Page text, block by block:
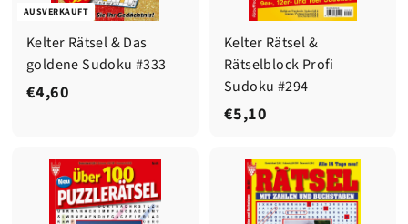
AUSVERKAUFT
Kelter Rätsel & Das
goldene Sudoku #333
€4,60
6
0
Kelter Rätsel &
Rätselblock Profi
Sudoku #294
€5,10
,
1
0